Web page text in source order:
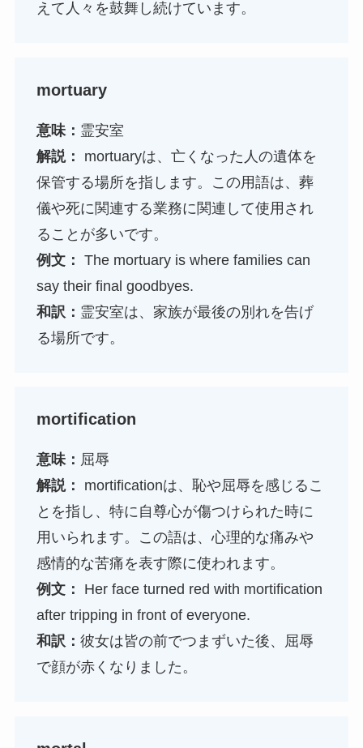
えて人々を鼓舞し続けています。
mortuary
意味： 霊安室
解説：
mortuaryは、亡くなった人の遺体を
保管する場所を指します。この用語は、葬
儀や死に関連する業務に関連して使用され
ることが多いです。
例文： The mortuary is where families can
say their final goodbyes.
和訳： 霊安室は、家族が最後の別れを告げ
る場所です。
mortification
意味： 屈辱
解説：
mortificationは、恥や屈辱を感じるこ
とを指し、特に自尊心が傷つけられた時に
用いられます。この語は、心理的な痛みや
感情的な苦痛を表す際に使われます。
例文：
Her face turned red with mortification
after tripping in front of everyone.
和訳： 彼女は皆の前でつまずいた後、屈辱
で顔が赤くなりました。